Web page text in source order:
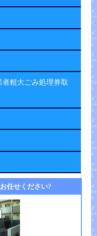
粗大ごみ処理券取
任せください?